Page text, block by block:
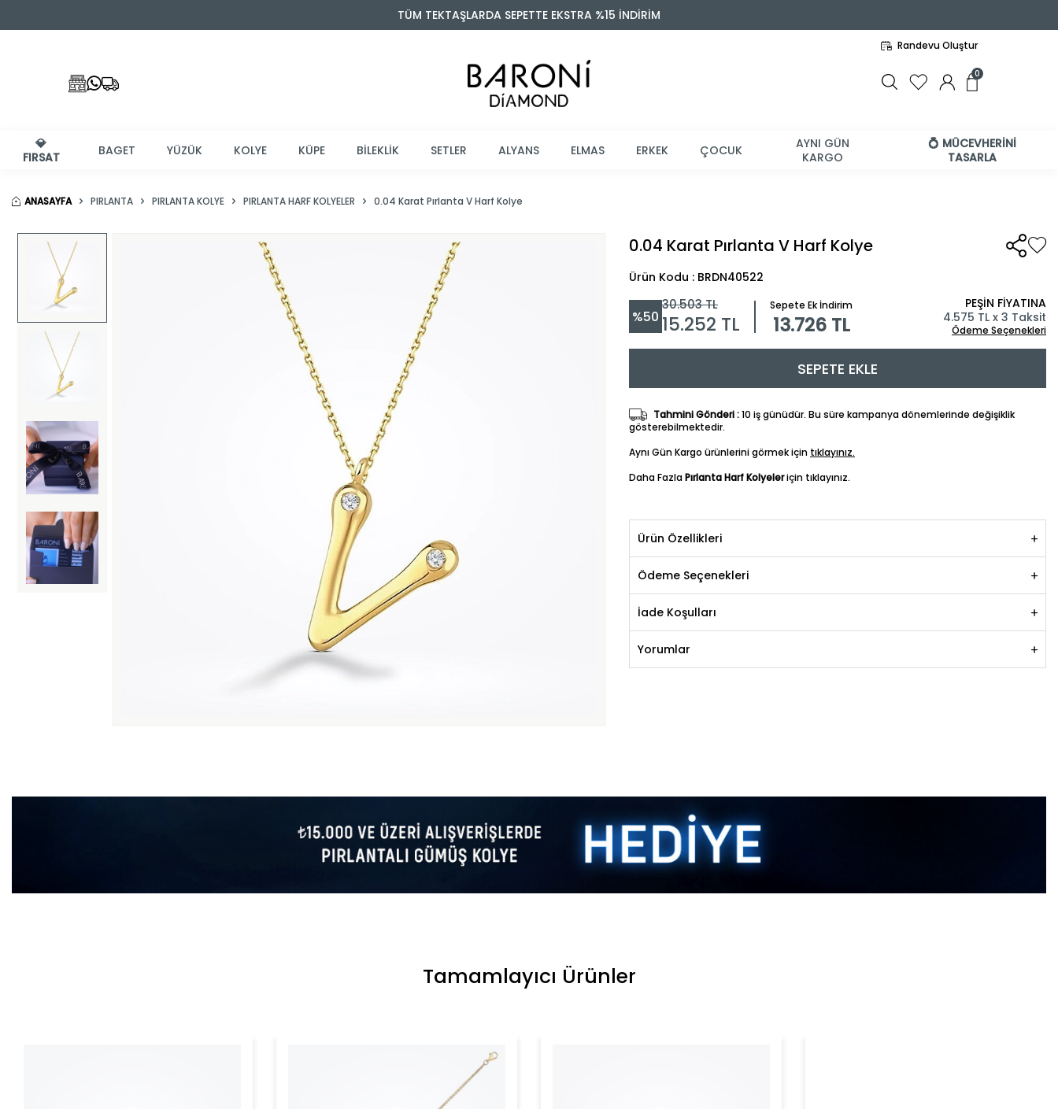
TÜM TEKTAŞLARDA SEPETTE EKSTRA %15 İNDİRİM
Randevu Oluştur
0
💎
FIRSAT
BAGET YÜZÜK KOLYE KÜPE BİLEKLİK SETLER ALYANS ELMAS ERKEK ÇOCUK
AYNI GÜN
KARGO
💍 MÜCEVHERİNİ
TASARLA
ANASAYFA PIRLANTA PIRLANTA KOLYE PIRLANTA HARF KOLYELER 0.04 Karat Pırlanta V Harf Kolye
0.04 Karat Pırlanta V Harf Kolye
Ürün Kodu : BRDN40522
%50
30.503TL
15.252 TL
Sepete Ek İndirim
13.726 TL
PEŞİN FİYATINA
4.575 TL x 3 Taksit
Ödeme Seçenekleri
SEPETE EKLE
Tahmini Gönderi :10 iş günüdür. Bu süre kampanya dönemlerinde değişiklik
gösterebilmektedir.
Aynı Gün Kargo ürünlerini görmek için tıklayınız.
Daha FazlaPırlanta Harf Kolyeleriçin tıklayınız.
Ürün Özellikleri
Ödeme Seçenekleri
İade Koşulları
Yorumlar
Tamamlayıcı Ürünler